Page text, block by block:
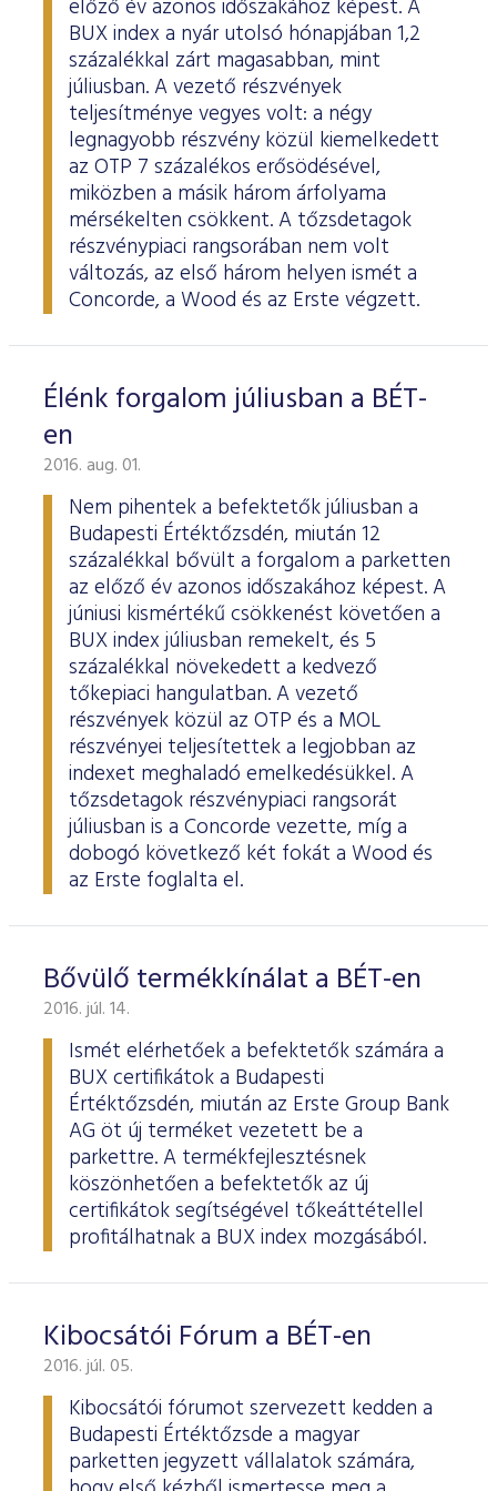
ESG Útmutató
előző év azonos időszakához képest. A
BUX index a nyár utolsó hónapjában 1,2
százalékkal zárt magasabban, mint
júliusban. A vezető részvények
teljesítménye vegyes volt: a négy
legnagyobb részvény közül kiemelkedett
az OTP 7 százalékos erősödésével,
miközben a másik három árfolyama
mérsékelten csökkent. A tőzsdetagok
részvénypiaci rangsorában nem volt
változás, az első három helyen ismét a
Concorde, a Wood és az Erste végzett.
Élénk forgalom júliusban a BÉT-
en
2016. aug. 01.
Nem pihentek a befektetők júliusban a
Budapesti Értéktőzsdén, miután 12
százalékkal bővült a forgalom a parketten
az előző év azonos időszakához képest. A
júniusi kismértékű csökkenést követően a
BUX index júliusban remekelt, és 5
százalékkal növekedett a kedvező
tőkepiaci hangulatban. A vezető
részvények közül az OTP és a MOL
részvényei teljesítettek a legjobban az
indexet meghaladó emelkedésükkel. A
tőzsdetagok részvénypiaci rangsorát
júliusban is a Concorde vezette, míg a
dobogó következő két fokát a Wood és
az Erste foglalta el.
Bővülő termékkínálat a BÉT-en
2016. júl. 14.
Ismét elérhetőek a befektetők számára a
BUX certifikátok a Budapesti
Értéktőzsdén, miután az Erste Group Bank
AG öt új terméket vezetett be a
parkettre. A termékfejlesztésnek
köszönhetően a befektetők az új
certifikátok segítségével tőkeáttétellel
profitálhatnak a BUX index mozgásából.
Kibocsátói Fórum a BÉT-en
2016. júl. 05.
Kibocsátói fórumot szervezett kedden a
Budapesti Értéktőzsde a magyar
parketten jegyzett vállalatok számára,